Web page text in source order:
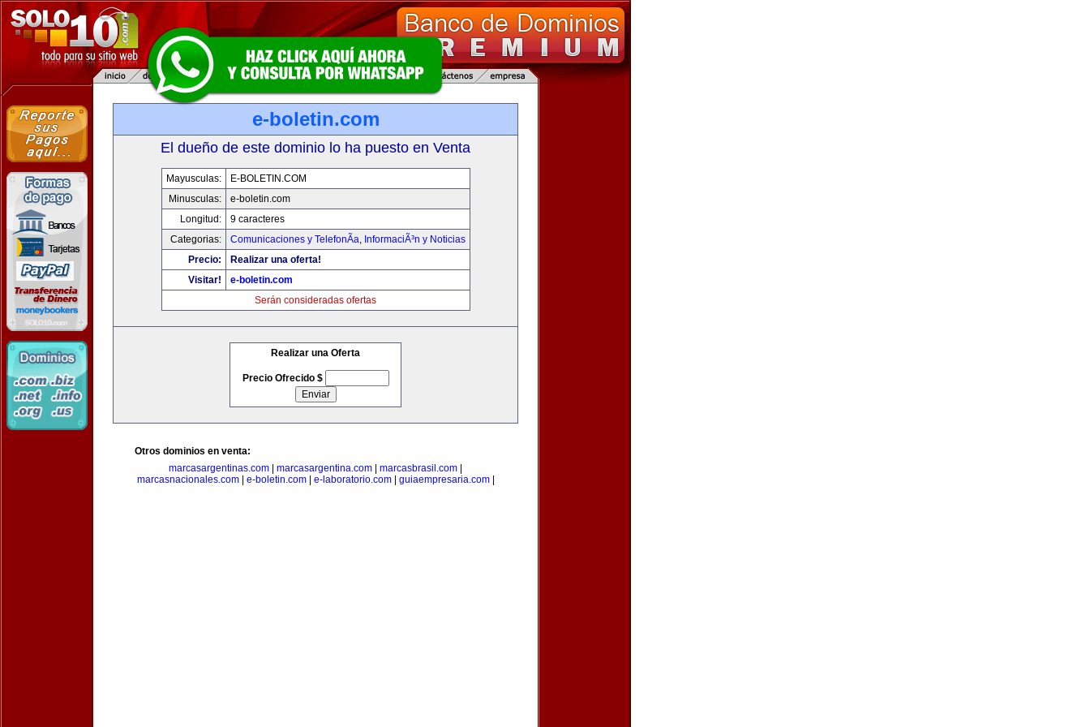
e-boletin.com
El dueño de este dominio lo ha puesto en Venta
Mayusculas:
E-BOLETIN.COM
Minusculas:
e-boletin.com
Longitud:
9 caracteres
Categorias:
Comunicaciones y TelefonÃ­a, InformaciÃ³n y Noticias
Precio:
Realizar una oferta!
Visitar!
e-boletin.com
Serán consideradas ofertas
Realizar una Oferta
Precio Ofrecido $
Otros dominios en venta:
marcasargentinas.com
marcasargentina.com marcasbrasil.com
marcasnacionales.com| e-boletin.com| e-laboratorio.com| guiaempresaria.com|